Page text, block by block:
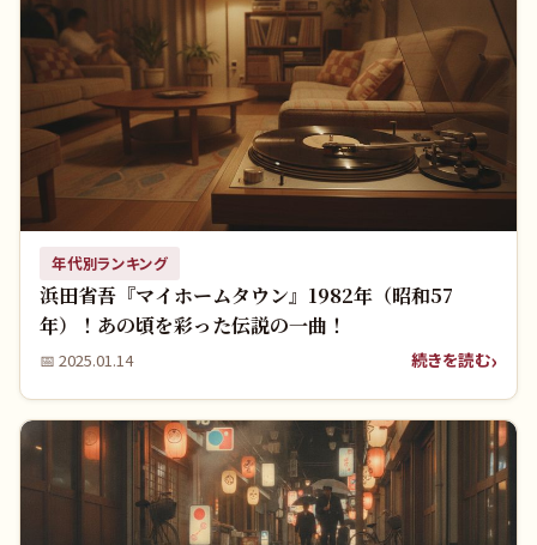
年代別ランキング
浜田省吾『マイホームタウン』1982年（昭和57
年）！あの頃を彩った伝説の一曲！
📅 2025.01.14 続きを読む